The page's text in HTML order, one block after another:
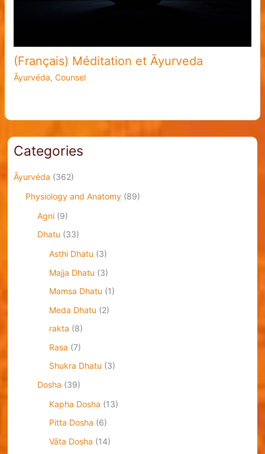
(Français) Méditation et Āyurveda
Āyurvéda, Counsel
Categories
Āyurvéda (362)
Physiology and Anatomy(89)
Agni(9)
Dhatu (33)
Asthi Dhatu (3)
Majja Dhatu (3)
Mamsa Dhatu (1)
Meda Dhatu (2)
rakta (8)
Rasa (7)
Shukra Dhatu (3)
Dosha (39)
Kapha Dosha (13)
Pitta Dosha (6)
Vāta Dosha (14)